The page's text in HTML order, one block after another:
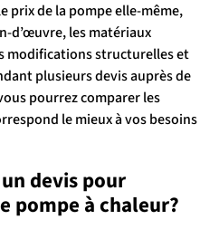
prix de la pompe elle-même,
d’œuvre, les matériaux
modifications structurelles et
plusieurs devis auprès de
pourrez comparer les
le mieux à vos besoins
devis pour
pompe à chaleur?